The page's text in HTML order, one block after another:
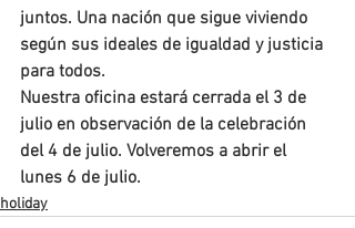
juntos. Una nación que sigue viviendo
según sus ideales de igualdad y justicia
para todos.
Nuestra oficina estará cerrada el 3 de
julio en observación de la celebración
del 4 de julio. Volveremos a abrir el
lunes 6 de julio.
holiday